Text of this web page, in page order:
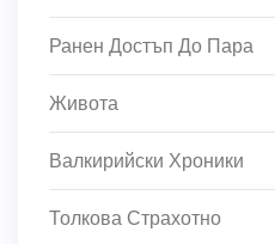
Ранен Достъп До Пара
Живота
Валкирийски Хроники
Толкова Страхотно